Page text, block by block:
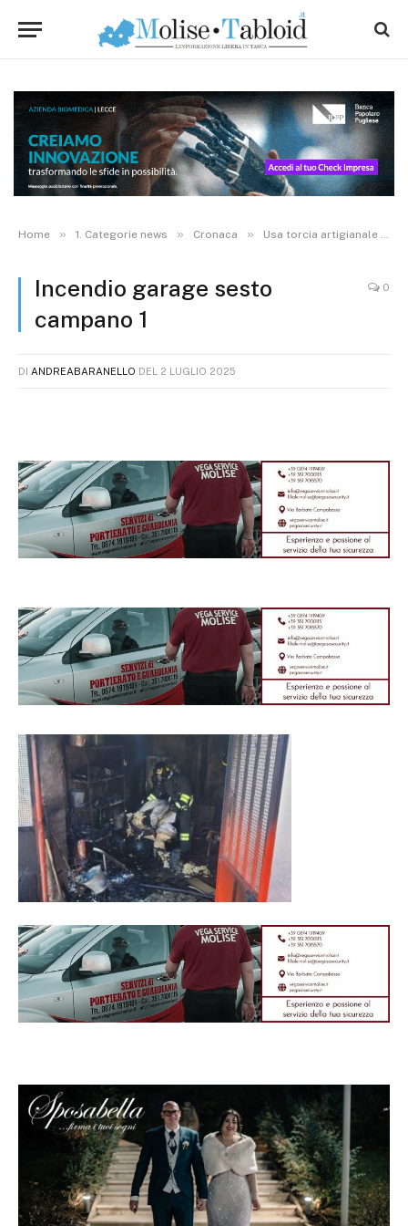
Home » 1. Categorie news » Cronaca » Usa torcia artigianale contro i nidi di calabroni e dà fuoco al garage
Incendio garage sesto
campano 1
0
DI ANDREABARANELLO DEL 2 LUGLIO 2025